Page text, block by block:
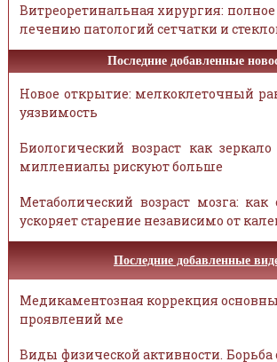
Витреоретинальная хирургия: полное
лечению патологий сетчатки и
Последние добавленные
Новое открытие: мелкоклеточный
уязвимость
Биологический возраст как
миллениалы рискуют больше
Метаболический возраст мозга:
ускоряет старение независимо от
Последние добавленные
Медикаментозная коррекция
проявлений ме
Виды физической активности. Борьба